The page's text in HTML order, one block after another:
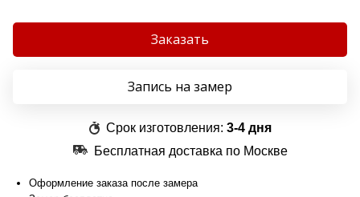
Заказать
Запись на замер
Срок изготовления: 3-4 дня
Бесплатная доставка по Москве
Оформление заказа после замера